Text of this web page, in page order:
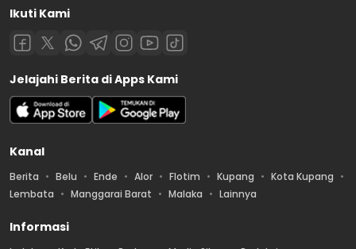
Ikuti Kami
Jelajahi Berita di Apps Kami
Kanal
Berita Belu Ende Alor Flotim Kupang
Kota Kupang
Lembata
Manggarai Barat Malaka Lainnya
Informasi